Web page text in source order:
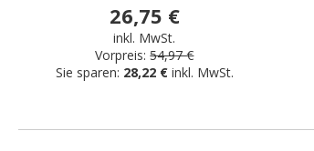
26,75 €
inkl. MwSt.
Vorpreis: 54,97 €
Sie sparen: 28,22 € inkl. MwSt.